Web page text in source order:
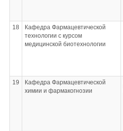
18
Кафедра Фармацевтической
технологии с курсом
медицинской биотехнологии
19
Кафедра Фармацевтической
химии и фармакогнозии